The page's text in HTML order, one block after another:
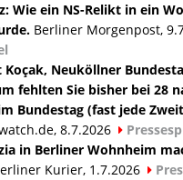
Wie ein NS-Relikt in ein
Berliner Morgenpost,
Koçak, Neuköllner
fehlten Sie bisher bei 28
Bundestag (fast jede
8.7.2026
in Berliner Wohnheim
Kurier, 1.7.2026